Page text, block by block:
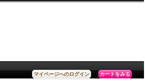
マイページへのログイン カートをみる